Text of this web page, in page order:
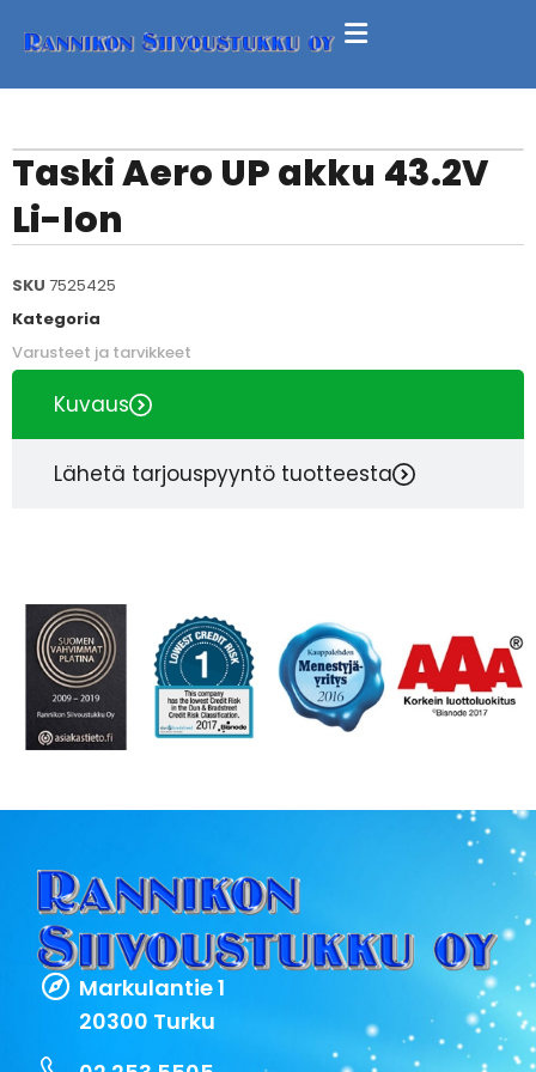
Taski Aero UP akku 43.2V
Li-Ion
SKU 7525425
Kategoria
Varusteet ja tarvikkeet
Kuvaus
Lähetä tarjouspyyntö tuotteesta
Markulantie 1
20300 Turku